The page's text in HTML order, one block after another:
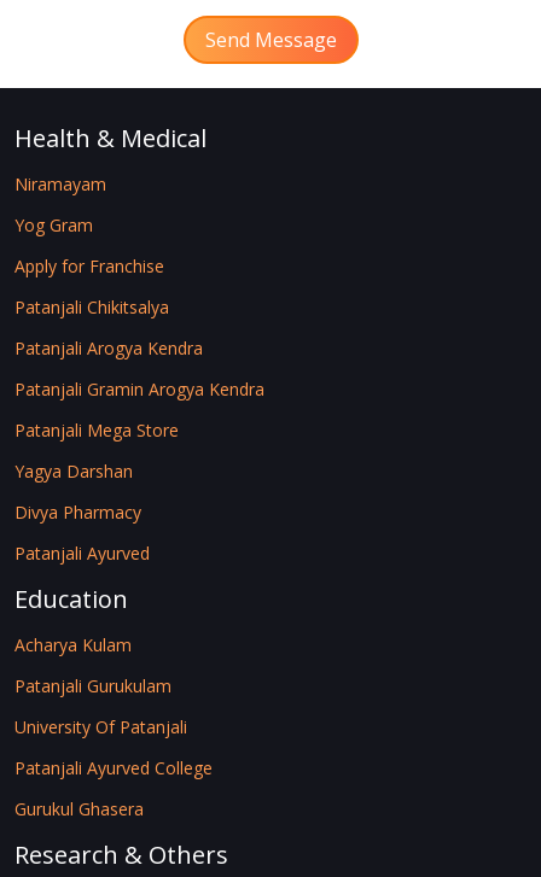
Send Message
Health & Medical
Niramayam
Yog Gram
Apply for Franchise
Patanjali Chikitsalya
Patanjali Arogya Kendra
Patanjali Gramin Arogya Kendra
Patanjali Mega Store
Yagya Darshan
Divya Pharmacy
Patanjali Ayurved
Education
Acharya Kulam
Patanjali Gurukulam
University Of Patanjali
Patanjali Ayurved College
Gurukul Ghasera
Research & Others